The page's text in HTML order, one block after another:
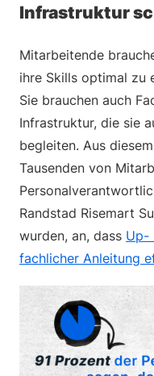
Infrastruktur
Mitarbeitende
ihre Skills optimal zu
Sie brauchen auch
Infrastruktur, die sie
begleiten. Aus
Tausenden von
Randstad Risemart
wurden, an, dass Up-
fachlicher Anleitung